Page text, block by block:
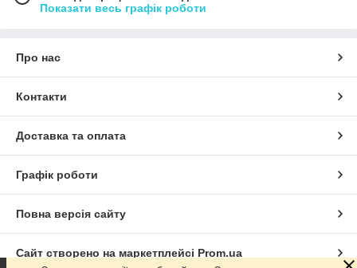
Показати весь графік роботи
Про нас
Контакти
Доставка та оплата
Графік роботи
Повна версія сайту
Сайт створено на маркетплейсі Prom.ua